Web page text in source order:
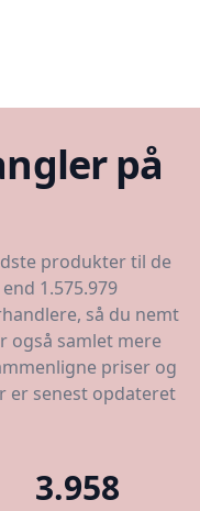
på
produkter til de
1.575.979
så du nemt
også samlet mere
priser og
er senest opdateret
3.958